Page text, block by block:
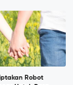
Robot